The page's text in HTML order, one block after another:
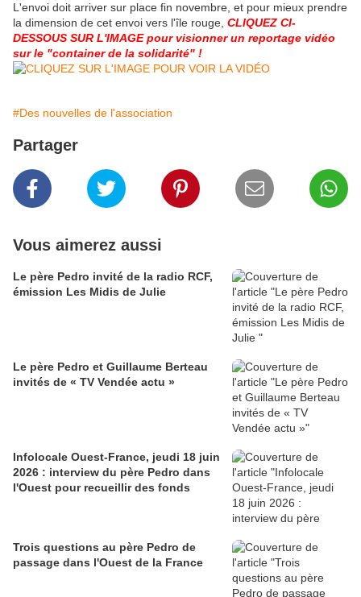
L'envoi doit arriver sur place fin novembre, et pour mieux prendre
la dimension de cet envoi vers l'île rouge, CLIQUEZ CI-
DESSOUS SUR L'IMAGE pour visionner un reportage vidéo
sur le "container de la solidarité" !
#Des nouvelles de l'association
Partager
Vous aimerez aussi
Le père Pedro invité de la radio RCF,
émission Les Midis de Julie
Le père Pedro et Guillaume Berteau
invités de « TV Vendée actu »
Infolocale Ouest-France, jeudi 18 juin
2026 : interview du père Pedro dans
l'Ouest pour recueillir des fonds
Trois questions au père Pedro de
passage dans l'Ouest de la France